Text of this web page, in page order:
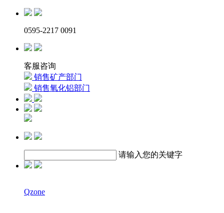
0595-2217 0091
客服咨询
销售矿产部门
销售氧化铝部门
请输入您的关键字
Qzone